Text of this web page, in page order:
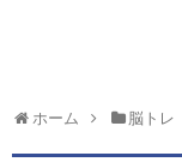
ホーム 脳トレ